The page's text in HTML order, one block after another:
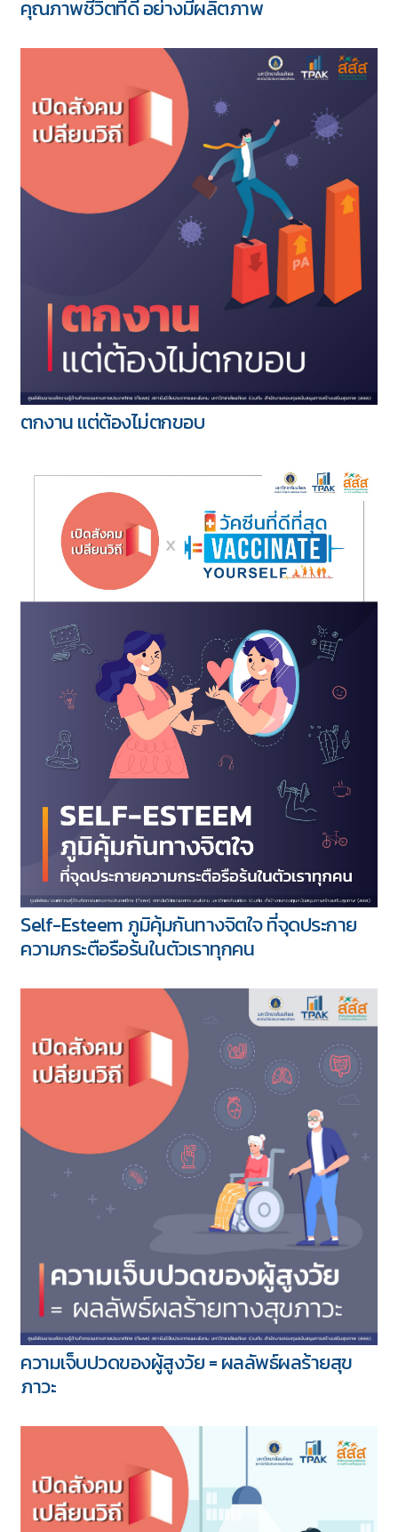
คุณภาพชีวิตที่ดี อย่างมีผลิตภาพ
ตกงาน แต่ต้องไม่ตกขอบ
Self-Esteem ภูมิคุ้มกันทางจิตใจ ที่จุดประกาย
ความกระตือรือร้นในตัวเราทุกคน
ความเจ็บปวดของผู้สูงวัย = ผลลัพธ์ผลร้ายสุข
ภาวะ